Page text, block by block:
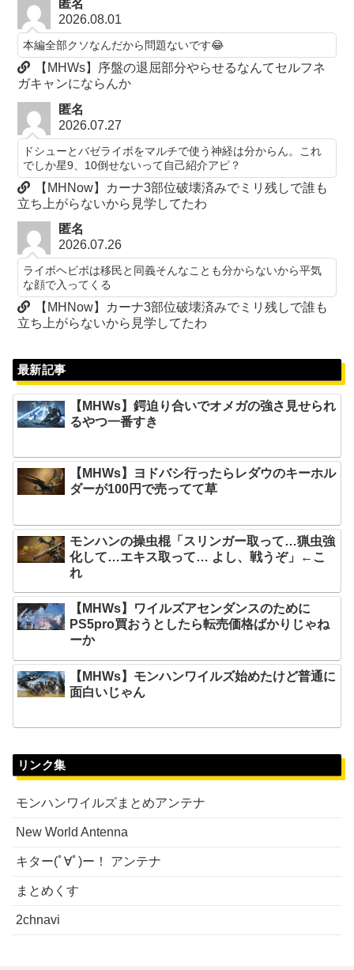
匿名
2026.08.01
本編全部クソなんだから問題ないです😂
【MHWs】序盤の退屈部分やらせるなんてセルフネ
ガキャンにならんか
匿名
2026.07.27
ドシューとバゼライボをマルチで使う神経は分からん。これ
でしか星9、10倒せないって自己紹介アピ？
【MHNow】カーナ3部位破壊済みでミリ残しで誰も
立ち上がらないから見学してたわ
匿名
2026.07.26
ライボヘビボは移民と同義そんなことも分からないから平気
な顔で入ってくる
【MHNow】カーナ3部位破壊済みでミリ残しで誰も
立ち上がらないから見学してたわ
最新記事
【MHWs】鍔迫り合いでオメガの強さ見せられ
るやつ一番すき
【MHWs】ヨドバシ行ったらレダウのキーホル
ダーが100円で売ってて草
モンハンの操虫棍「スリンガー取って…猟虫強
化して…エキス取って… よし、戦うぞ」←こ
れ
【MHWs】ワイルズアセンダンスのために
PS5pro買おうとしたら転売価格ばかりじゃね
ーか
【MHWs】モンハンワイルズ始めたけど普通に
面白いじゃん
リンク集
モンハンワイルズまとめアンテナ
New World Antenna
キター(ﾟ∀ﾟ)ー！ アンテナ
まとめくす
2chnavi